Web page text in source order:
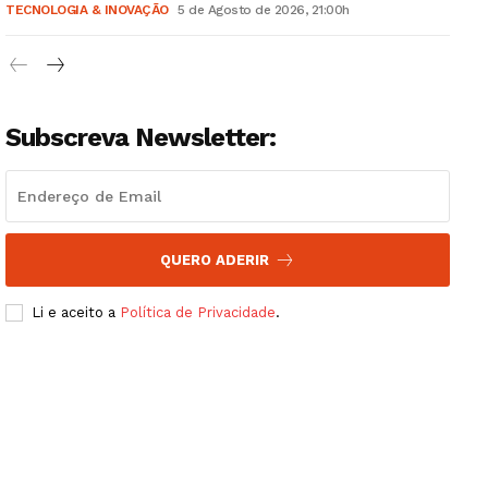
Institucional
Artigos
Grande Entrevista
TECNOLOGIA & INOVAÇÃO 5 de Agosto de 2026, 21:00h
Subscreva Newsletter:
QUERO ADERIR
Li e aceito a Política de Privacidade.